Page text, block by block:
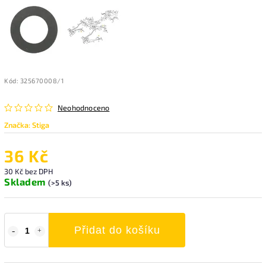
Kód: 325670008/1
Neohodnoceno
Značka:Stiga
36 Kč
30 Kč bez DPH
Skladem (>5 ks)
Přidat do košíku